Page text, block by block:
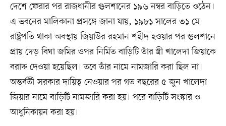
দেশে ফেরার পর রাজধানীর গুলশানের ১৯৬ নম্বর বাড়িতে ওঠেন।
এ ভবনের মালিকানা প্রসঙ্গে জানা যায়, ১৯৮১ সালের ৩১ মে
রাষ্ট্রপতি থাকা অবস্থায় জিয়াউর রহমান শহীদ হওয়ার পর গুলশানে
প্রায় দেড় বিঘা জমির ওপর নির্মিত বাড়িটি তাঁর স্ত্রী খালেদা জিয়াকে
বরাদ্দ দেওয়া হয়েছিল। তবে তাঁর নামে নামজারি করা ছিল না।
অন্তর্বর্তী সরকার দায়িত্ব নেওয়ার পর গত বছরের ৫ জুন খালেদা
জিয়ার নামে বাড়িটি নামজারি করা হয়। পরে বাড়িটি সংস্কার ও
আধুনিকায়ন করা হয়।